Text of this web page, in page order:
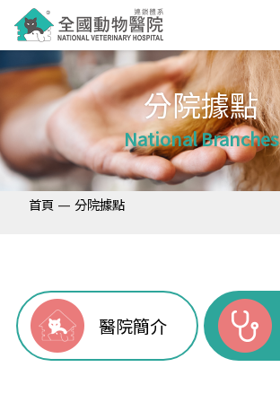
分院據點
National Branches
首頁 — 分院據點
醫院簡介